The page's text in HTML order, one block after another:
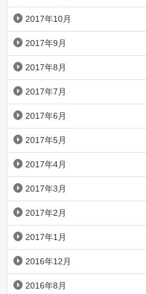
2017年10月
2017年9月
2017年8月
2017年7月
2017年6月
2017年5月
2017年4月
2017年3月
2017年2月
2017年1月
2016年12月
2016年8月